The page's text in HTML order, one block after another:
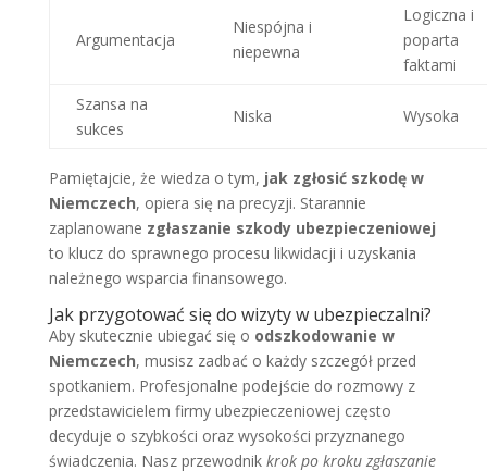
Argumentacja
Niespójna i
niepewna
Logiczna i
poparta
faktami
Szansa na
sukces
Niska Wysoka
Pamiętajcie, że wiedza o tym, jak zgłosić szkodę w
Niemczech, opiera się na precyzji. Starannie
zaplanowane zgłaszanie szkody ubezpieczeniowej
to klucz do sprawnego procesu likwidacji i uzyskania
należnego wsparcia finansowego.
Jak przygotować się do wizyty w ubezpieczalni?
Aby skutecznie ubiegać się o odszkodowanie w
Niemczech, musisz zadbać o każdy szczegół przed
spotkaniem. Profesjonalne podejście do rozmowy z
przedstawicielem firmy ubezpieczeniowej często
decyduje o szybkości oraz wysokości przyznanego
świadczenia. Nasz przewodnik krok po kroku zgłaszanie